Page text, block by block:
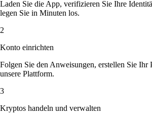
Laden Sie die App, verifizieren Sie Ihre
legen Sie in Minuten los.
2
Konto einrichten
Folgen Sie den Anweisungen, erstellen Sie Ihr
unsere Plattform.
3
Kryptos handeln und verwalten